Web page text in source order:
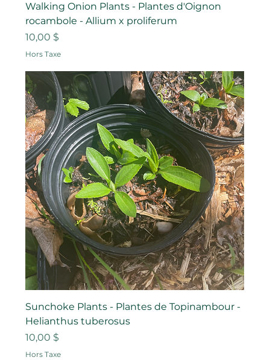
Walking Onion Plants - Plantes d'Oignon
rocambole - Allium x proliferum
Prix
10,00 $
Hors Taxe
Sunchoke Plants - Plantes de Topinambour -
Helianthus tuberosus
Prix
10,00 $
Hors Taxe